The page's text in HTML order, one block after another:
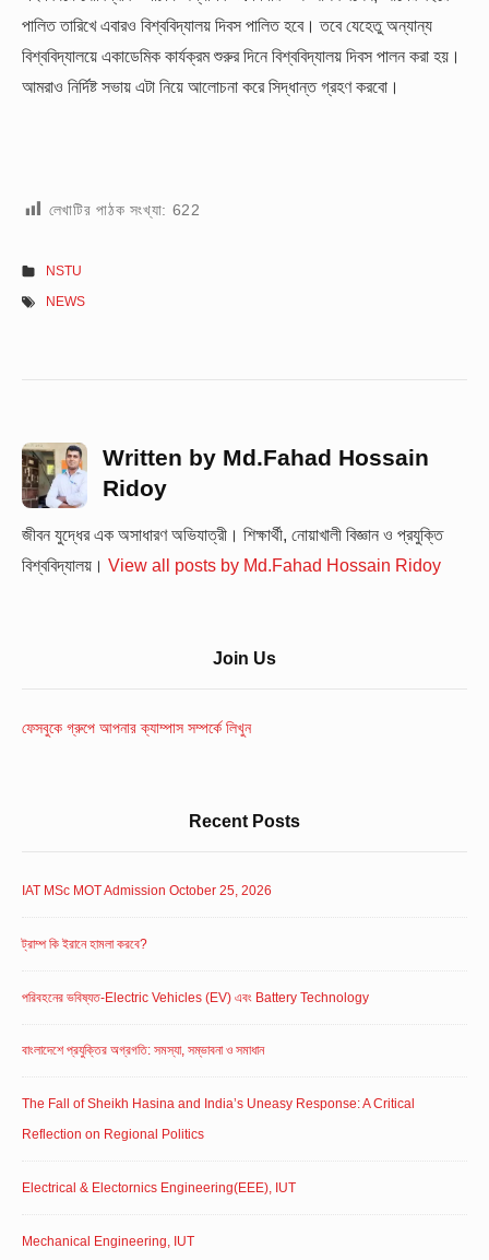
পালিত তারিখে এবারও বিশ্ববিদ্যালয় দিবস পালিত হবে। তবে যেহেতু অন্যান্য
বিশ্ববিদ্যালয়ে একাডেমিক কার্যক্রম শুরুর দিনে বিশ্ববিদ্যালয় দিবস পালন করা হয়।
আমরাও নির্দিষ্ট সভায় এটা নিয়ে আলোচনা করে সিদ্ধান্ত গ্রহণ করবো।
লেখাটির পাঠক সংখ্যা: 622
NSTU
NEWS
Written by Md.Fahad Hossain
Ridoy
জীবন যুদ্ধের এক অসাধারণ অভিযাত্রী। শিক্ষার্থী, নোয়াখালী বিজ্ঞান ও প্রযুক্তি
বিশ্ববিদ্যালয়। View all posts by Md.Fahad Hossain Ridoy
Area
Join Us
ফেসবুকে গ্রুপে আপনার ক্যাম্পাস সম্পর্কে লিখুন
Recent Posts
IAT MSc MOT Admission October 25, 2026
ট্রাম্প কি ইরানে হামলা করবে?
পরিবহনের ভবিষ্যত-Electric Vehicles (EV) এবং Battery Technology
বাংলাদেশে প্রযুক্তির অগ্রগতি: সমস্যা, সম্ভাবনা ও সমাধান
The Fall of Sheikh Hasina and India’s Uneasy Response: A Critical
Reflection on Regional Politics
Electrical & Electornics Engineering(EEE), IUT
Mechanical Engineering, IUT